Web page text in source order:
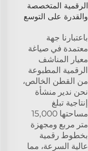
الرقمية المتخصصة
والقدرة على التوسع
باعتبارنا جهة
معتمدة في صياغة
معيار المناشف
الرقمية المطبوعة
من القطن الخالص،
نحن ندير منشأة
إنتاجية تبلغ
مساحتها 15,000
متر مربع ومجهزة
بخطوط رقمية
عالية السرعة، مما